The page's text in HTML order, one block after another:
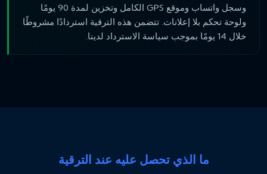
وسجل واتساب وموقع GPS الكامل وتخزين لمدة 90 يومًا
ولوحة تحكم بلا إعلانات. تتضمن هذه الترقية استردادًا مشروطًا
خلال 14 يومًا بموجب سياسة الاسترداد لدينا.
ما الذي تحصل عليه عند الترقية